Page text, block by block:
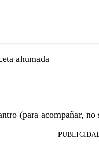
ahumada
(para acompañar, no